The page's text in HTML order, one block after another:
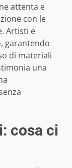
attenta e
con le
Artisti e
garantendo
di materiali
una
cosa ci